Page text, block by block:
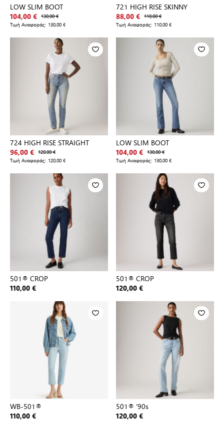
LOW SLIM BOOT
104,00 € 130,00 €
Τιμή Αναφοράς: 130,00 €
721 HIGH RISE SKINNY
88,00 € 110,00 €
Τιμή Αναφοράς: 110,00 €
724 HIGH RISE STRAIGHT
96,00 € 120,00 €
Τιμή Αναφοράς: 120,00 €
LOW SLIM BOOT
104,00 € 130,00 €
Τιμή Αναφοράς: 130,00 €
501® CROP
110,00 €
501® CROP
120,00 €
WB-501®
110,00 €
501® '90s
120,00 €